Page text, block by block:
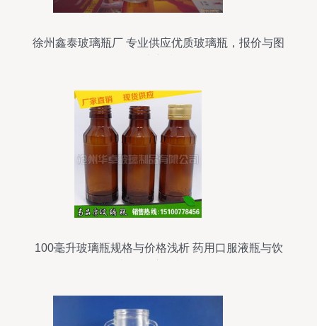
徐州鑫泰玻璃瓶厂 专业供应优质玻璃瓶，报价与图
100毫升玻璃瓶规格与价格浅析 药用口服液瓶与饮